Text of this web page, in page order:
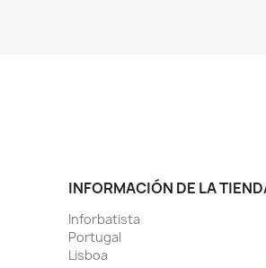
INFORMACIÓN DE LA
Inforbatista
Portugal
Lisboa